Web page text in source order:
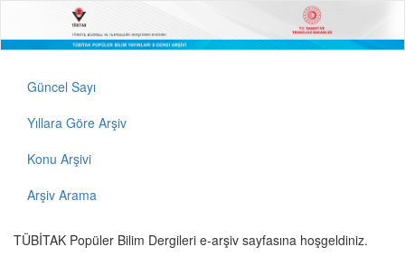
Güncel Sayı
Yıllara Göre Arşiv
Konu Arşivi
Arşiv Arama
TÜBİTAK Popüler Bilim Dergileri e-arşiv sayfasına hoşgeldiniz.